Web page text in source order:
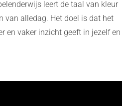
leert de taal van kleur
van alledag. Het doel is dat het
en vaker inzicht geeft in jezelf en